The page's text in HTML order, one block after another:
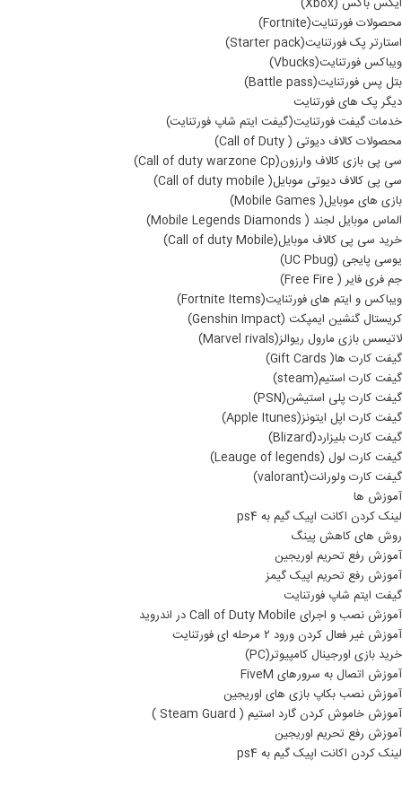
محصولات فورتنایت(Fortnite)
استارتر پک فورتنایت(Starter pack)
ویباکس فورتنایت(Vbucks)
بتل پس فورتنایت(Battle pass)
دیگر پک های فورتنایت
خدمات گیفت فورتنایت(گیفت ایتم شاپ فورتنایت)
محصولات کالاف دیوتی ( Call of Duty)
سی پی بازی کالاف وارزون(Call of duty warzone Cp)
سی پی کالاف دیوتی موبایل( Call of duty mobile)
بازی های موبایل( Mobile Games)
الماس موبایل لجند ( Mobile Legends Diamonds)
خرید سی پی کالاف موبایل(Call of duty Mobile)
یوسی پایجی (UC Pbug)
جم فری فایر ( Free Fire)
ویباکس و ایتم های فورتنایت(Fortnite Items)
کریستال گنشین ایمپکت (Genshin Impact)
لاتیسس بازی مارول ریوالز(Marvel rivals)
گیفت کارت ها( Gift Cards)
گیفت کارت استیم(steam)
گیفت کارت پلی استیشن(PSN)
گیفت کارت اپل ایتونز(Apple Itunes)
گیفت کارت بلیزارد(Blizard)
گیفت کارت لول (Leauge of legends)
گیفت کارت ولورانت(valorant)
آموزش ها
لینک کردن اکانت اپیک گیم به ps4
روش های کاهش پینگ
آموزش رفع تحریم اوریجین
آموزش رفع تحریم اپیک گیمز
گیفت ایتم شاپ فورتنایت
آموزش نصب و اجرای Call of Duty Mobile در اندروید
آموزش غیر فعال کردن ورود ۲ مرحله ای فورتنایت
خرید بازی اورجینال کامپیوتر(PC)
آموزش اتصال به سرورهای FiveM
آموزش نصب بکاپ بازی های اوریجین
آموزش خاموش کردن گارد استیم ( Steam Guard )
آموزش رفع تحریم اوریجین
لینک کردن اکانت اپیک گیم به ps4